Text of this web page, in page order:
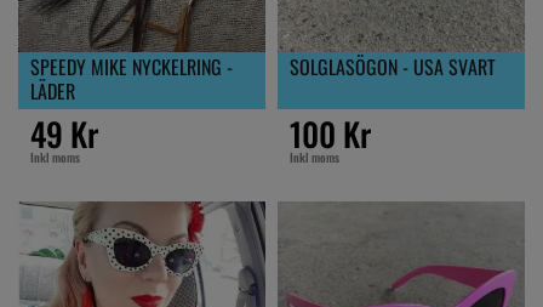
SPEEDY MIKE NYCKELRING -
LÄDER
49 Kr
Inkl moms
SOLGLASÖGON - USA SVART
100 Kr
Inkl moms